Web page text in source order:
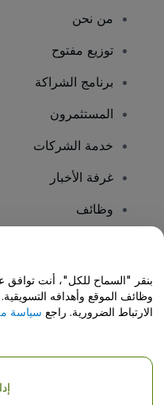
من نحن
توزيع مفتوح
برنامج الشراكة
المستثمرون
خدمة الشركات
غرفة الأخبار
وظائف
مركز المساعدة /
حقوق النشر © شركة فياجوجو المحدودة
بنقر "السماح للكل"، أنت توافق
وظائف الموقع وأهدافه
الارتباط الضرورية. راجع سياسة